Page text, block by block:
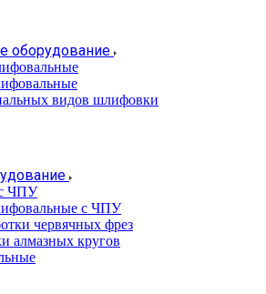
оборудование
видов шлифовки
ЧПУ
с ЧПУ
червячных фрез
алмазных кругов